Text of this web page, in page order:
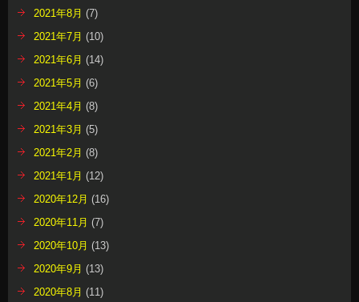
2021年8月 (7)
2021年7月 (10)
2021年6月 (14)
2021年5月 (6)
2021年4月 (8)
2021年3月 (5)
2021年2月 (8)
2021年1月 (12)
2020年12月 (16)
2020年11月 (7)
2020年10月 (13)
2020年9月 (13)
2020年8月 (11)